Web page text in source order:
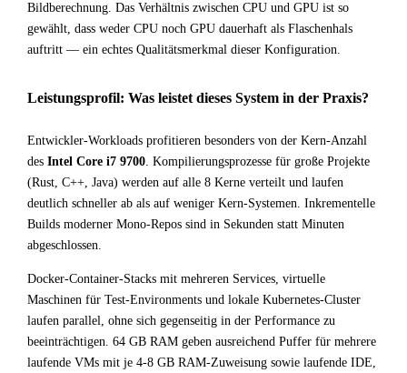
Bildberechnung. Das Verhältnis zwischen CPU und GPU ist so
gewählt, dass weder CPU noch GPU dauerhaft als Flaschenhals
auftritt — ein echtes Qualitätsmerkmal dieser Konfiguration.
Leistungsprofil: Was leistet dieses System in der Praxis?
Entwickler-Workloads profitieren besonders von der Kern-Anzahl
des Intel Core i7 9700. Kompilierungsprozesse für große Projekte
(Rust, C++, Java) werden auf alle 8 Kerne verteilt und laufen
deutlich schneller ab als auf weniger Kern-Systemen. Inkrementelle
Builds moderner Mono-Repos sind in Sekunden statt Minuten
abgeschlossen.
Docker-Container-Stacks mit mehreren Services, virtuelle
Maschinen für Test-Environments und lokale Kubernetes-Cluster
laufen parallel, ohne sich gegenseitig in der Performance zu
beeinträchtigen. 64 GB RAM geben ausreichend Puffer für mehrere
laufende VMs mit je 4-8 GB RAM-Zuweisung sowie laufende IDE,